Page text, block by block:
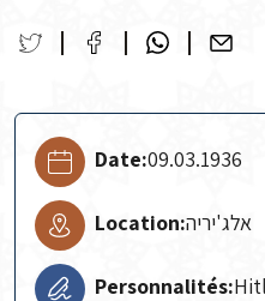
Date:09.03.1936
Location:אלג'יריה
Personnalités: